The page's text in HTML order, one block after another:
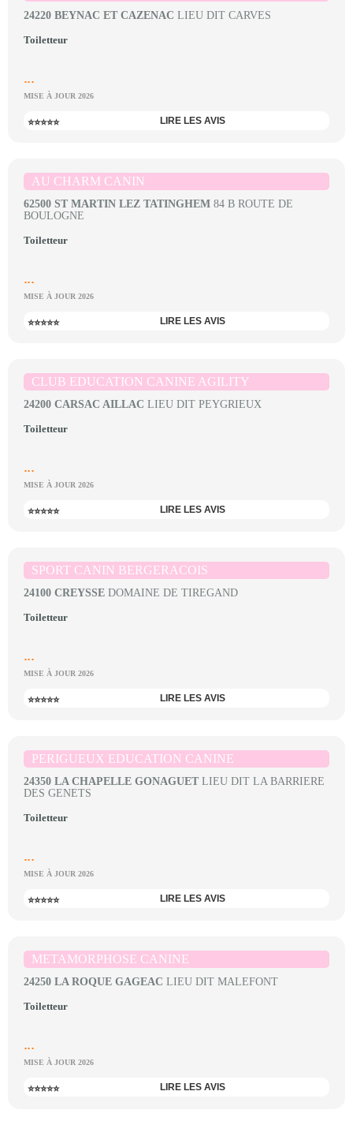
24220 BEYNAC ET CAZENAC LIEU DIT CARVES
Toiletteur
...
MISE À JOUR 2026
⭐⭐⭐⭐⭐ LIRE LES AVIS
AU CHARM CANIN
62500 ST MARTIN LEZ TATINGHEM 84 B ROUTE DE
BOULOGNE
Toiletteur
...
MISE À JOUR 2026
⭐⭐⭐⭐⭐ LIRE LES AVIS
CLUB EDUCATION CANINE AGILITY
24200 CARSAC AILLAC LIEU DIT PEYGRIEUX
Toiletteur
...
MISE À JOUR 2026
⭐⭐⭐⭐⭐ LIRE LES AVIS
SPORT CANIN BERGERACOIS
24100 CREYSSE DOMAINE DE TIREGAND
Toiletteur
...
MISE À JOUR 2026
⭐⭐⭐⭐⭐ LIRE LES AVIS
PERIGUEUX EDUCATION CANINE
24350 LA CHAPELLE GONAGUET LIEU DIT LA BARRIERE
DES GENETS
Toiletteur
...
MISE À JOUR 2026
⭐⭐⭐⭐⭐ LIRE LES AVIS
METAMORPHOSE CANINE
24250 LA ROQUE GAGEAC LIEU DIT MALEFONT
Toiletteur
...
MISE À JOUR 2026
⭐⭐⭐⭐⭐ LIRE LES AVIS